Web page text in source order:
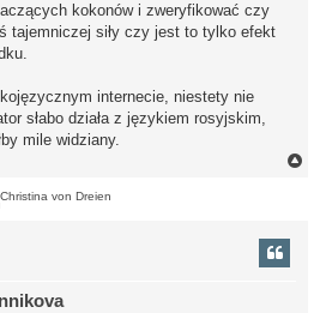
kokonów i zweryfikować czy
tajemniczej siły czy jest to tylko efekt
internecie, niestety nie
słabo działa z językiem rosyjskim,
mile widziany.